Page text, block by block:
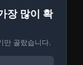
장 많이 확
만 골랐습니다.